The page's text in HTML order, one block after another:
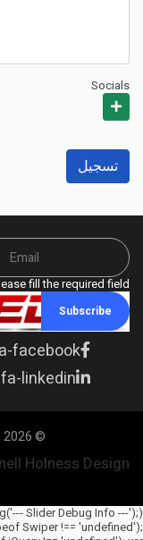
Socials
تسجيل
fill the required field.
Subscribe
facebook
linkedin
© 2026 WiredJa. All Rights Reserved.
Holness Design
Slider Debug Info ---');
Swiper !== 'undefined');